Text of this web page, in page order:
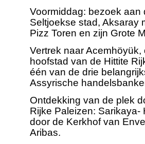
Voormiddag: bezoek aan
Seltjoekse stad, Aksaray
Pizz Toren en zijn Grote
Vertrek naar Acemhöyük,
hoofstad van de Hittite
één van de drie
Assyrische
Ontdekking van de plek
Rijke Paleizen: Sarikaya-
door de Kerkhof van
Aribas.